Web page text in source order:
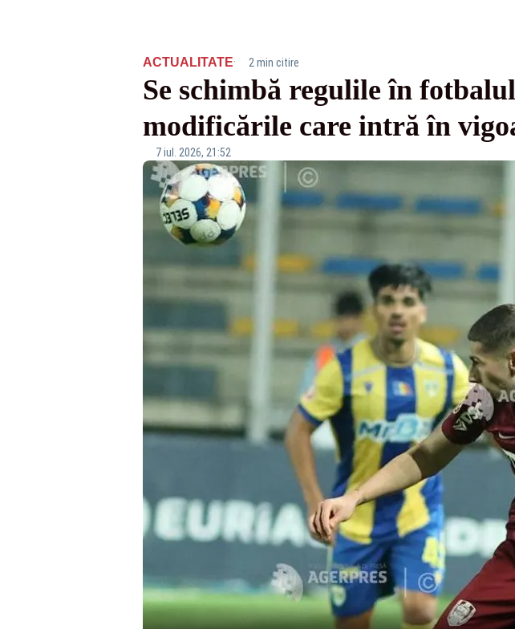
ACTUALITATE· 2 min citire
Se schimbă regulile în
modificările care intră în
7 iul. 2026, 21:52